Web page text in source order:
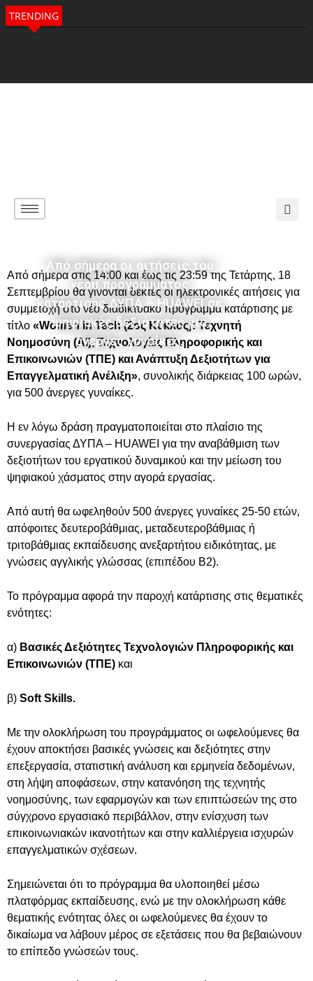
TRENDING
Από σήμερα οι αιτήσεις του
νέου προγράμματος
κατάρτισης ΔΥΠΑ – HUAWEI σε
ψηφιακές δεξιότητες για
άνεργες γυναίκες.
Από σήμερα στις 14:00 και έως τις 23:59 της Τετάρτης, 18
Σεπτεμβρίου θα γίνονται δεκτές οι ηλεκτρονικές αιτήσεις για
συμμετοχή στο νέο διαδικτυακό πρόγραμμα κατάρτισης με
τίτλο «Women in Tech (2ος Κύκλος): Τεχνητή
Νοημοσύνη (AI), Τεχνολογίες Πληροφορικής και
Επικοινωνιών (ΤΠΕ) και Ανάπτυξη Δεξιοτήτων για
Επαγγελματική Ανέλιξη», συνολικής διάρκειας 100 ωρών,
για 500 άνεργες γυναίκες.
Η εν λόγω δράση πραγματοποιείται στο πλαίσιο της
συνεργασίας ΔΥΠΑ – HUAWEI για την αναβάθμιση των
δεξιοτήτων του εργατικού δυναμικού και την μείωση του
ψηφιακού χάσματος στην αγορά εργασίας.
Από αυτή θα ωφεληθούν 500 άνεργες γυναίκες 25-50 ετών,
απόφοιτες δευτεροβάθμιας, μεταδευτεροβάθμιας ή
τριτοβάθμιας εκπαίδευσης ανεξαρτήτου ειδικότητας, με
γνώσεις αγγλικής γλώσσας (επιπέδου Β2).
Το πρόγραμμα αφορά την παροχή κατάρτισης στις θεματικές
ενότητες:
α) Βασικές Δεξιότητες Τεχνολογιών Πληροφορικής και
Επικοινωνιών (ΤΠΕ) και
β) Soft Skills.
Με την ολοκλήρωση του προγράμματος οι ωφελούμενες θα
έχουν αποκτήσει βασικές γνώσεις και δεξιότητες στην
επεξεργασία, στατιστική ανάλυση και ερμηνεία δεδομένων,
στη λήψη αποφάσεων, στην κατανόηση της τεχνητής
νοημοσύνης, των εφαρμογών και των επιπτώσεών της στο
σύγχρονο εργασιακό περιβάλλον, στην ενίσχυση των
επικοινωνιακών ικανοτήτων και στην καλλιέργεια ισχυρών
επαγγελματικών σχέσεων.
Σημειώνεται ότι το πρόγραμμα θα υλοποιηθεί μέσω
πλατφόρμας εκπαίδευσης, ενώ με την ολοκλήρωση κάθε
θεματικής ενότητας όλες οι ωφελούμενες θα έχουν το
δικαίωμα να λάβουν μέρος σε εξετάσεις που θα βεβαιώνουν
το επίπεδο γνώσεών τους.